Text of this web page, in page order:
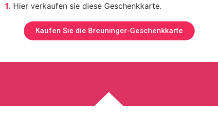
1. Hier verkaufen sie diese Geschenkkarte.
Kaufen Sie die Breuninger-Geschenkkarte